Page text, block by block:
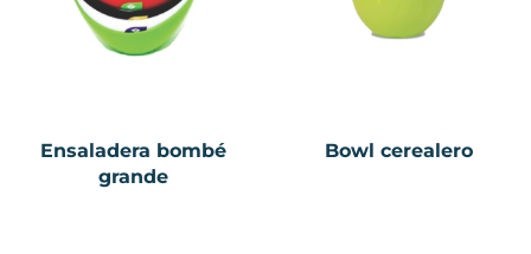
Ensaladera bombé
grande
Bowl cerealero